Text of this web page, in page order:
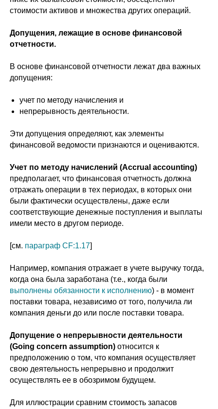
стоимости активов и множества других операций.
Допущения, лежащие в основе финансовой
отчетности.
В основе финансовой отчетности лежат два важных
допущения:
учет по методу начисления и
непрерывность деятельности.
Эти допущения определяют, как элементы
финансовой ведомости признаются и оцениваются.
Учет по методу начислений (Аccrual accounting)
предполагает, что финансовая отчетность должна
отражать операции в тех периодах, в которых они
были фактически осуществлены, даже если
соответствующие денежные поступления и выплаты
имели место в другом периоде.
[см. параграф CF:1.17]
Например, компания отражает в учете выручку тогда,
когда она была заработана (т.е., когда были
выполнены обязанности к исполнению) - в момент
поставки товара, независимо от того, получила ли
компания деньги до или после поставки товара.
Допущение о непрерывности деятельности
(Going concern assumption) относится к
предположению о том, что компания осуществляет
свою деятельность непрерывно и продолжит
осуществлять ее в обозримом будущем.
Для иллюстрации сравним стоимость запасов